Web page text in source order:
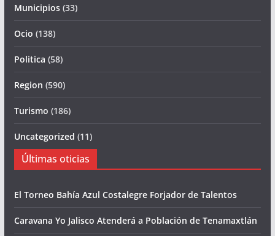
Municipios(33)
Ocio (138)
Politica (58)
Region (590)
Turismo (186)
Uncategorized (11)
Últimas oticias
El Torneo Bahía Azul Costalegre Forjador de Talentos
Caravana Yo Jalisco Atenderá a Población de Tenamaxtlán